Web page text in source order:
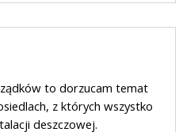
to dorzucam temat
z których wszystko
deszczowej.